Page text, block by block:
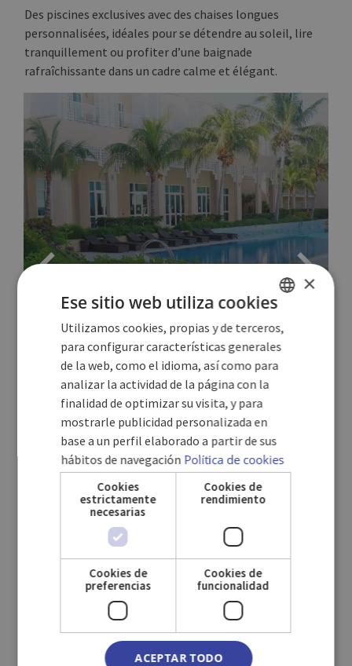
Des piscines exclusives avec des chaises longues
personnalisées, idéales pour se détendre au soleil, lire
tranquillement ou profiter d’une baignade
rafraîchissante dans un cadre calme et élégant.
Un espace dédié au bien-être, où les massages inclus
invitent à se déconnecter, à relâcher les tensions et à
profiter d’une expérience de relaxation profonde.
SPANISH
GERMAN
×
Ese sitio web utiliza cookies
Utilizamos cookies, propias y de terceros,
para configurar características generales
de la web, como el idioma, así como para
analizar la actividad de la página con la
finalidad de optimizar su visita, y para
mostrarle publicidad personalizada en
base a un perfil elaborado a partir de sus
hábitos de navegación Política de cookies
Cookies
estrictamente
necesarias
Cookies de
rendimiento
Cookies de
preferencias
Cookies de
funcionalidad
ACEPTAR TODO